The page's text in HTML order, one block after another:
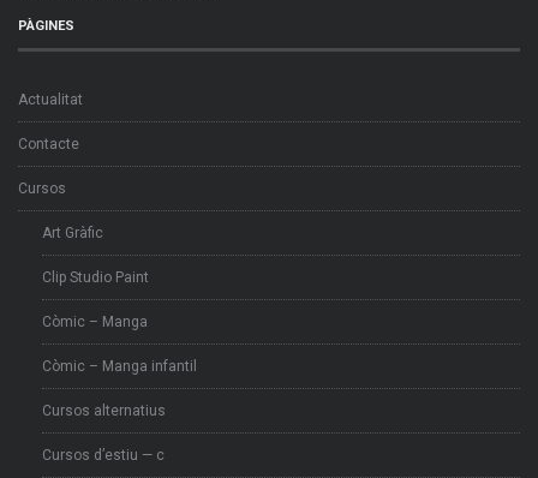
PÀGINES
Actualitat
Contacte
Cursos
Art Gràfic
Clip Studio Paint
Còmic – Manga
Còmic – Manga infantil
Cursos alternatius
Cursos d’estiu — c